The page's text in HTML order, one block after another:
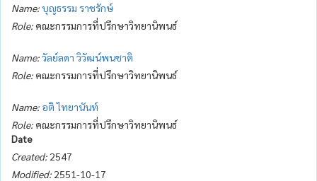
Name:บุญธรรม ราชรักษ์
Role: คณะกรรมการที่ปรึกษาวิทยานิพนธ์
Name:วัลย์ลดา วิวัฒน์พนชาติ
Role: คณะกรรมการที่ปรึกษาวิทยานิพนธ์
Name: อติ ไทยานันท์
Role: คณะกรรมการที่ปรึกษาวิทยานิพนธ์
Date
Created: 2547
Modified: 2551-10-17